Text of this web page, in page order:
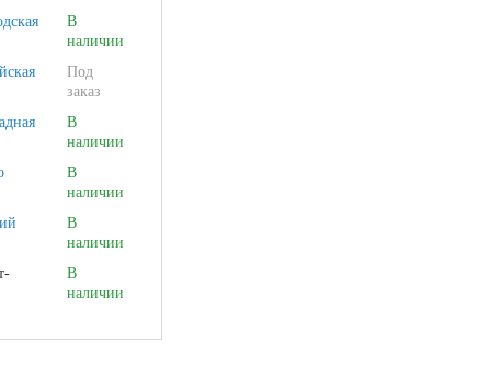
В
наличии
Под
заказ
В
наличии
В
наличии
В
наличии
В
наличии